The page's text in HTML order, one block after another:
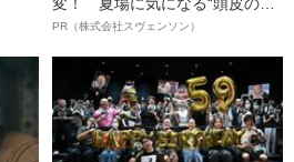
オイ”や“ベタつき”を解消す
ト”が生み出した徹底ケアとは
PR（株式会社スヴェンソン）